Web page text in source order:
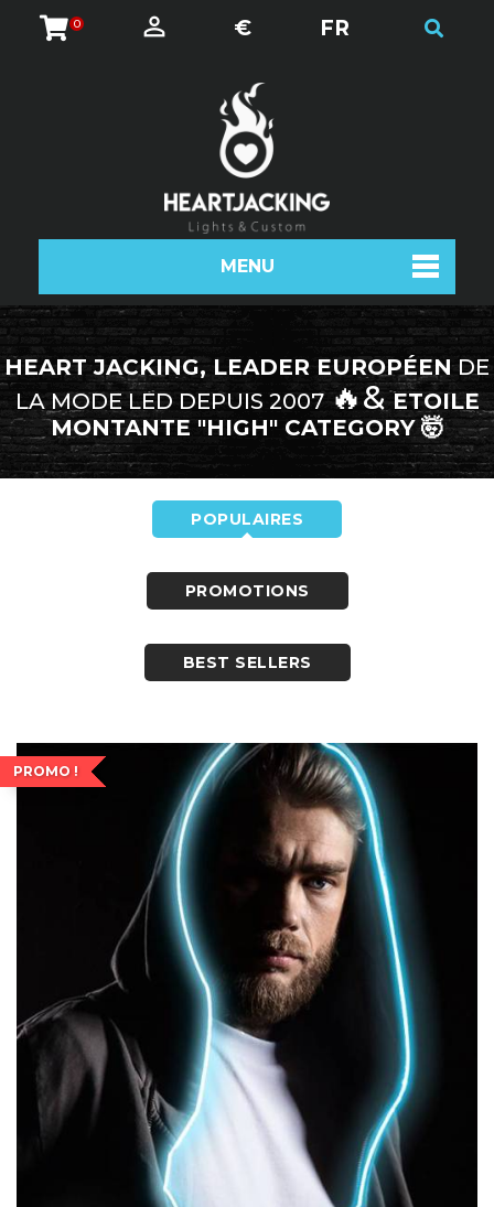
0 € FR
MENU
HEART JACKING, LEADER EUROPÉENDE
LA MODE LED DEPUIS 2007 🔥&ETOILE
MONTANTE "HIGH" CATEGORY 🤯
POPULAIRES
PROMOTIONS
BEST SELLERS
PROMO !